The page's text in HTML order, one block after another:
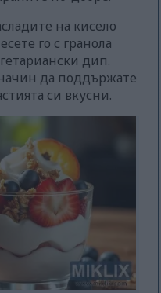
на кисело
го с гранола
дип.
да поддържате
си вкусни.